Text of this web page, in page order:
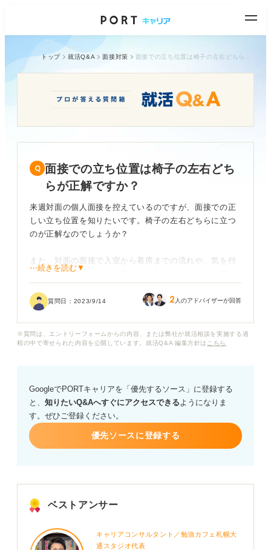
トップ 就活Q&A 面接対策
面接での立ち位置は椅子の左右どち
らが正解ですか？
来週対面の個人面接を控えているのですが、面接での正
しい立ち位置を知りたいです。椅子の左右どちらに立つ
のが正解なのでしょうか？
また、対面の面接で入室から着席までの流れや、気を付
けるべきマナーもあれば教えていただきたいです。初め
さえておきたいと思います。
⋯続きを読む▼
質問日： 2023/9/14 2 人のアドバイザーが回答
※質問は、エントリーフォームからの内容、または弊社が就活相談を実施する過
程の中で寄せられた内容を公開しています。就活Q&A 編集方針は こちら
GoogleでPORTキャリアを「優先するソース」に登録する
と、 知りたいQ&Aへすぐにアクセスできるようになりま
す。ぜひご登録ください。
優先ソースに登録する
ベストアンサー
キャリアコンサルタント／勉強カフェ札幌大
通スタジオ代表